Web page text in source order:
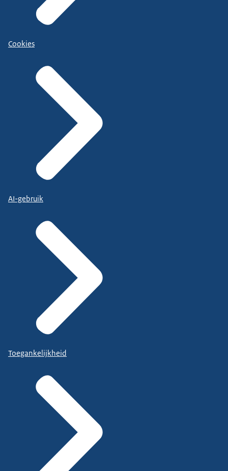
Cookies
AI-gebruik
Toegankelijkheid